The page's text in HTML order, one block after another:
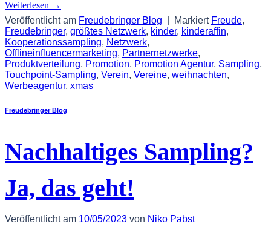
Weiterlesen →
Veröffentlicht am Freudebringer Blog Markiert Freude,
Freudebringer, größtes Netzwerk, kinder, kinderaffin,
Kooperationssampling, Netzwerk,
Offlineinfluencermarketing, Partnernetzwerke,
Produktverteilung, Promotion, Promotion Agentur, Sampling,
Touchpoint-Sampling, Verein, Vereine, weihnachten,
Werbeagentur, xmas
Freudebringer Blog
Nachhaltiges Sampling?
Ja, das geht!
Veröffentlicht am 10/05/2023 von Niko Pabst